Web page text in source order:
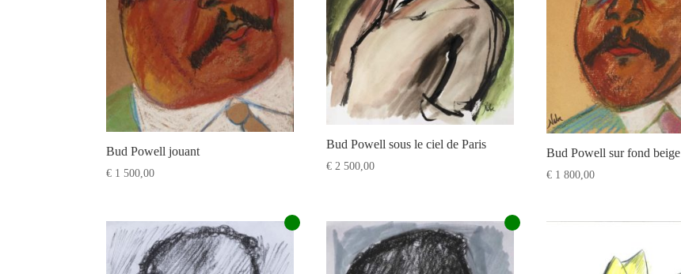
Bud Powell jouant
€ 1 500,00
Bud Powell sous le ciel de Paris
€ 2 500,00
Bud Powell sur fond beige
€ 1 800,00